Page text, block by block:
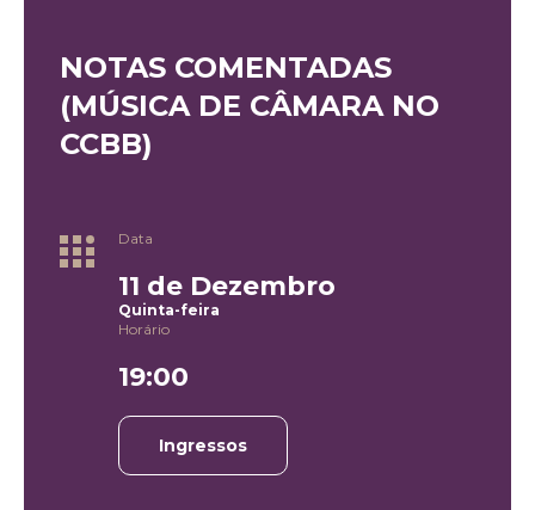
NOTAS COMENTADAS
(MÚSICA DE CÂMARA NO
CCBB)
Data
11 de Dezembro
Quinta-feira
Horário
19:00
Ingressos